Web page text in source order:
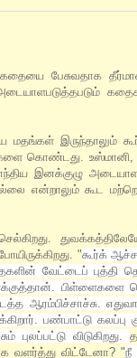
பேசுவதாக
மதங்கள்
கொண்டது. உஸ்மானி,
இனக்குழு
என்றாலும் கூட
"கூர்க்
வேட்டைப் புத்தி
பிள்ளைகளை
ஆரம்பிச்சாச்சு.
பண்பாட்டு கலப்பு
விடுகிறது.
வளர்த்து விட்டேனா? "நீ